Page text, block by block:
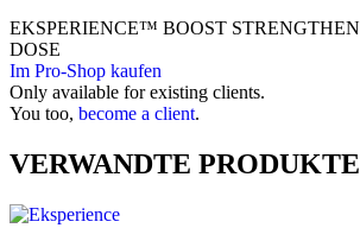
EKSPERIENCE™ BOOST
DOSE
Im Pro-Shop kaufen
Only available for existing clients.
You too, become a client.
VERWANDTE PRODUKTE